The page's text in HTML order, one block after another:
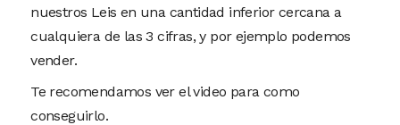
nuestros Leis en una cantidad inferior cercana a
cualquiera de las 3 cifras, y por ejemplo podemos
vender.
Te recomendamos ver el video para como
conseguirlo.